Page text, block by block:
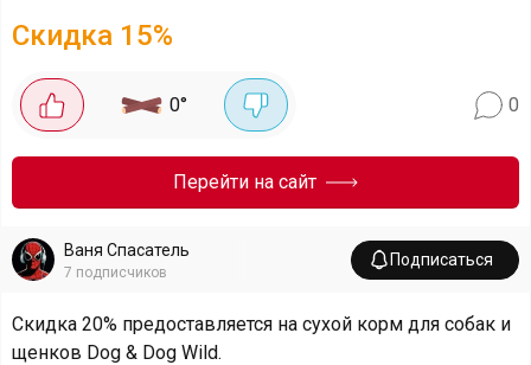
Скидка 15%
0° 0
Перейти на сайт
Ваня Спасатель
7 подписчиков
Подписаться
Скидка 20% предоставляется на сухой корм для собак и
щенков Dog & Dog Wild.